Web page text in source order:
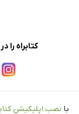
کتابراه
با نصب اپلیکیشن